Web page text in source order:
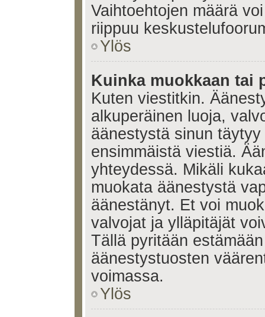
Vaihtoehtojen määrä
riippuu
Ylös
Kuinka muokkaan tai
Kuten viestitkin.
alkuperäinen luoja,
äänestystä sinun
ensimmäistä viestiä.
yhteydessä. Mikäli
muokata äänestystä
äänestänyt. Et voi
valvojat ja ylläpitäjät
Tällä pyritään
äänestystuosten
voimassa.
Ylös